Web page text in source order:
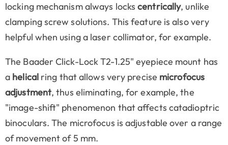
locking mechanism always lockscentrically, unlike
clamping screw solutions. This feature is also very
helpful when using a laser collimator, for example.
The Baader Click-Lock T2-1.25" eyepiece mount has
a helicalring that allows very precise microfocus
adjustment, thus eliminating, for example, the
"image-shift" phenomenon that affects catadioptric
binoculars. The microfocus is adjustable over a range
of movement of 5 mm.